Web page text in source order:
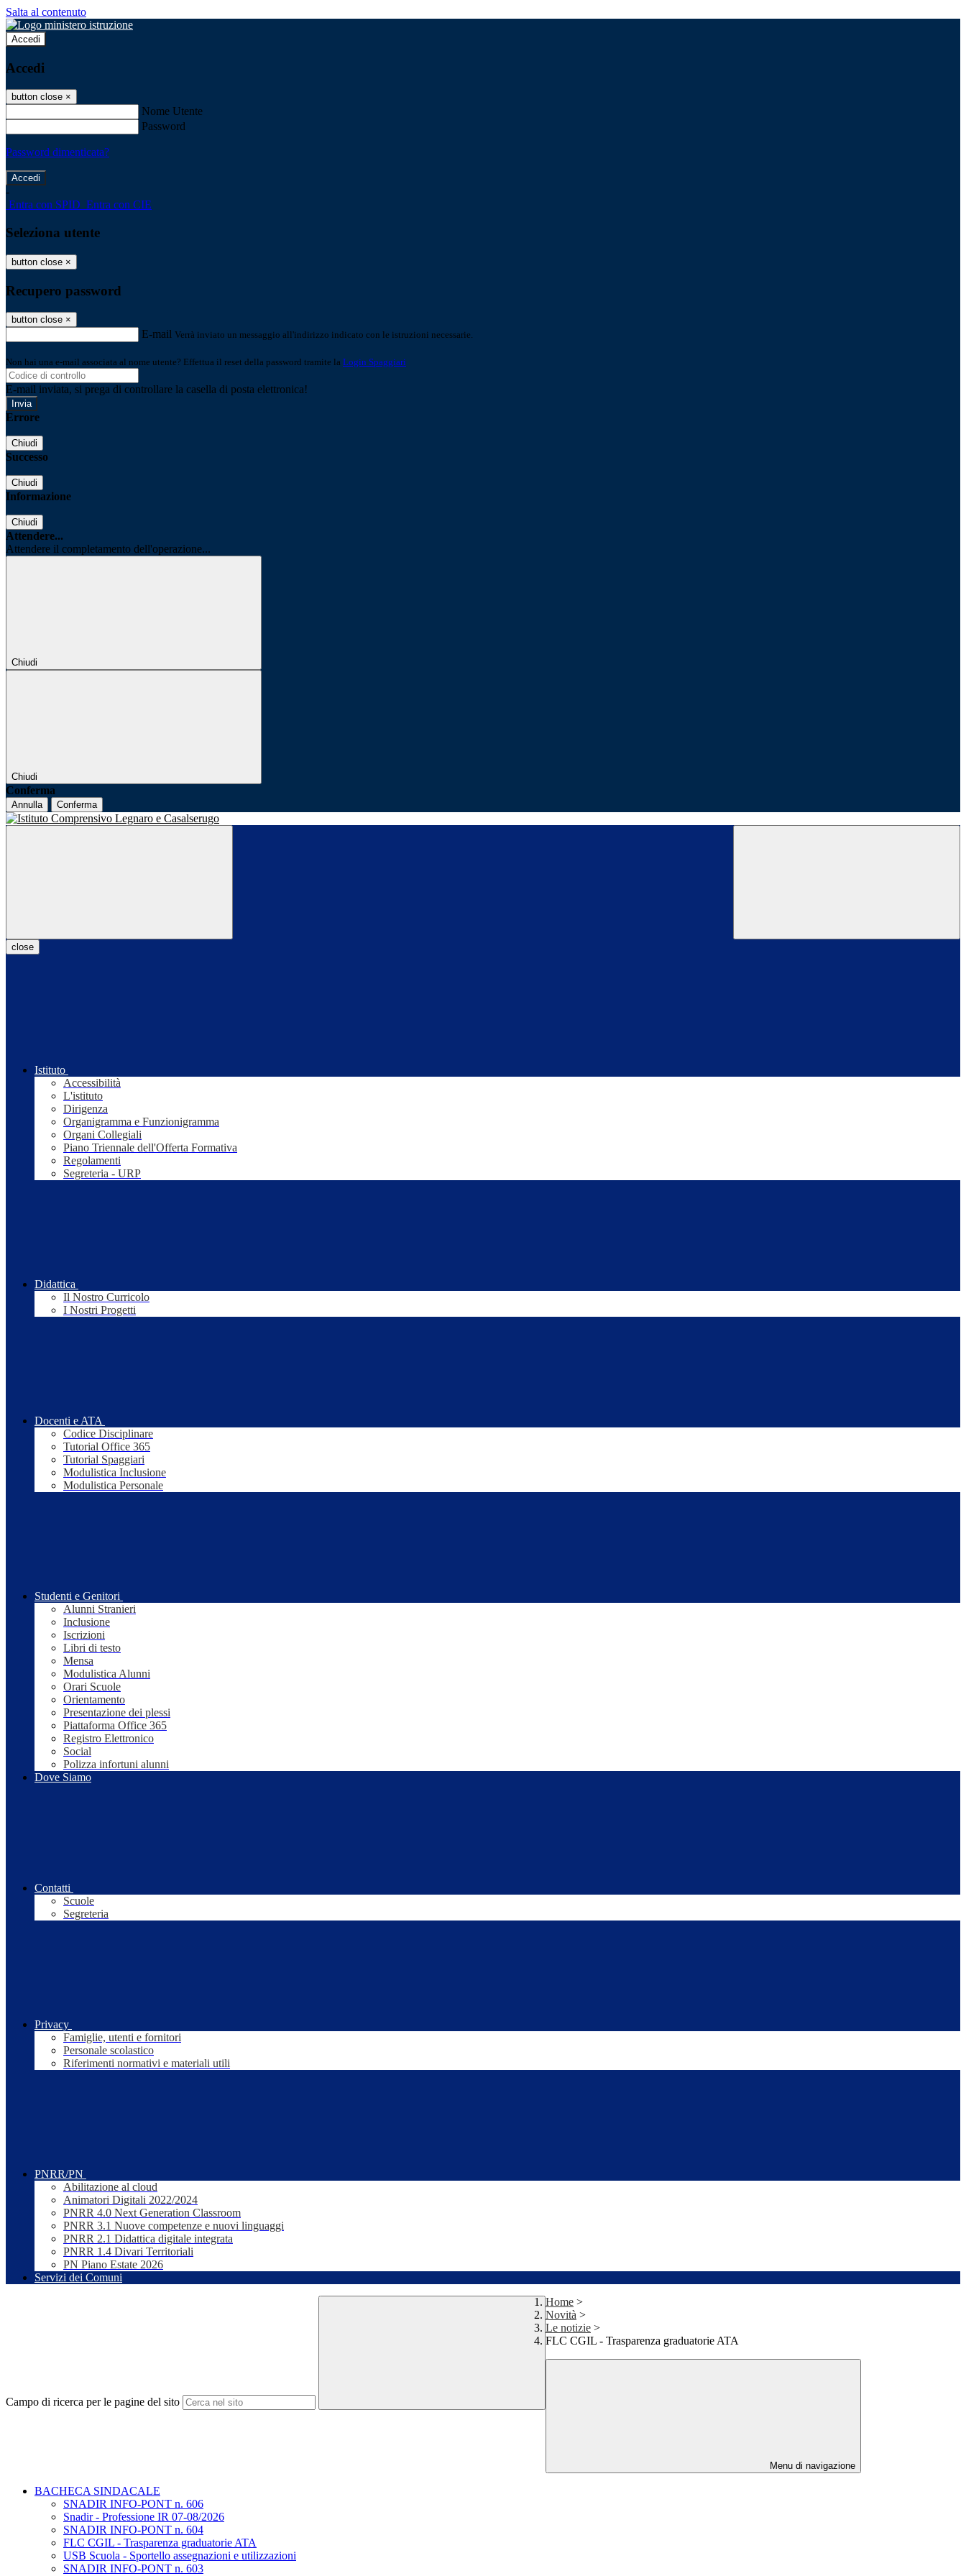
Salta al contenuto
Accedi
Accedi
button close ×
Nome Utente
Password
Password dimenticata?
-
Entra con SPID Entra con CIE
Seleziona utente
button close ×
Recupero password
button close ×
E-mail Verrà inviato un messaggio all'indirizzo indicato con le istruzioni necessarie.
Non hai una e-mail associata al nome utente? Effettua il reset della password tramite la Login Spaggiari
E-mail inviata, si prega di controllare la casella di posta elettronica!
Errore
Chiudi
Successo
Chiudi
Informazione
Chiudi
Attendere...
Attendere il completamento dell'operazione...
Chiudi
Chiudi
Conferma
Annulla Conferma
close
Istituto
Accessibilità
L'istituto
Dirigenza
Organigramma e Funzionigramma
Organi Collegiali
Piano Triennale dell'Offerta Formativa
Regolamenti
Segreteria - URP
Didattica
Il Nostro Curricolo
I Nostri Progetti
Docenti e ATA
Codice Disciplinare
Tutorial Office 365
Tutorial Spaggiari
Modulistica Inclusione
Modulistica Personale
Studenti e Genitori
Alunni Stranieri
Inclusione
Iscrizioni
Libri di testo
Mensa
Modulistica Alunni
Orari Scuole
Orientamento
Presentazione dei plessi
Piattaforma Office 365
Registro Elettronico
Social
Polizza infortuni alunni
Dove Siamo
Contatti
Scuole
Segreteria
Privacy
Famiglie, utenti e fornitori
Personale scolastico
Riferimenti normativi e materiali utili
PNRR/PN
Abilitazione al cloud
Animatori Digitali 2022/2024
PNRR 4.0 Next Generation Classroom
PNRR 3.1 Nuove competenze e nuovi linguaggi
PNRR 2.1 Didattica digitale integrata
PNRR 1.4 Divari Territoriali
PN Piano Estate 2026
Servizi dei Comuni
Campo di ricerca per le pagine del sito
Home >
Novità >
Le notizie >
FLC CGIL - Trasparenza graduatorie ATA
Menu di navigazione
BACHECA SINDACALE
SNADIR INFO-PONT n. 606
Snadir - Professione IR 07-08/2026
SNADIR INFO-PONT n. 604
FLC CGIL - Trasparenza graduatorie ATA
USB Scuola - Sportello assegnazioni e utilizzazioni
SNADIR INFO-PONT n. 603